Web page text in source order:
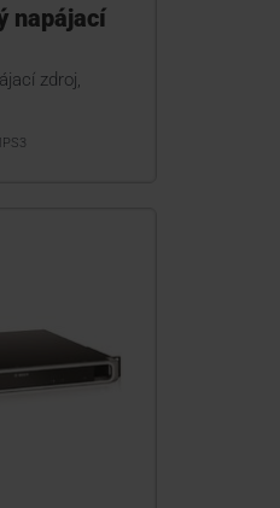
napájací
zdroj,